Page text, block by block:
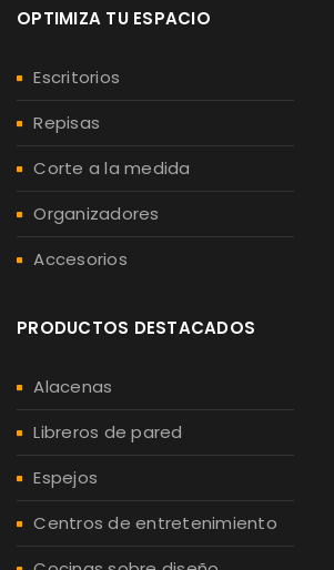
OPTIMIZA TU ESPACIO
Escritorios
Repisas
Corte a la medida
Organizadores
Accesorios
PRODUCTOS DESTACADOS
Alacenas
Libreros de pared
Espejos
Centros de entretenimiento